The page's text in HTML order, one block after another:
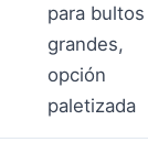
para bultos
grandes,
opción
paletizada